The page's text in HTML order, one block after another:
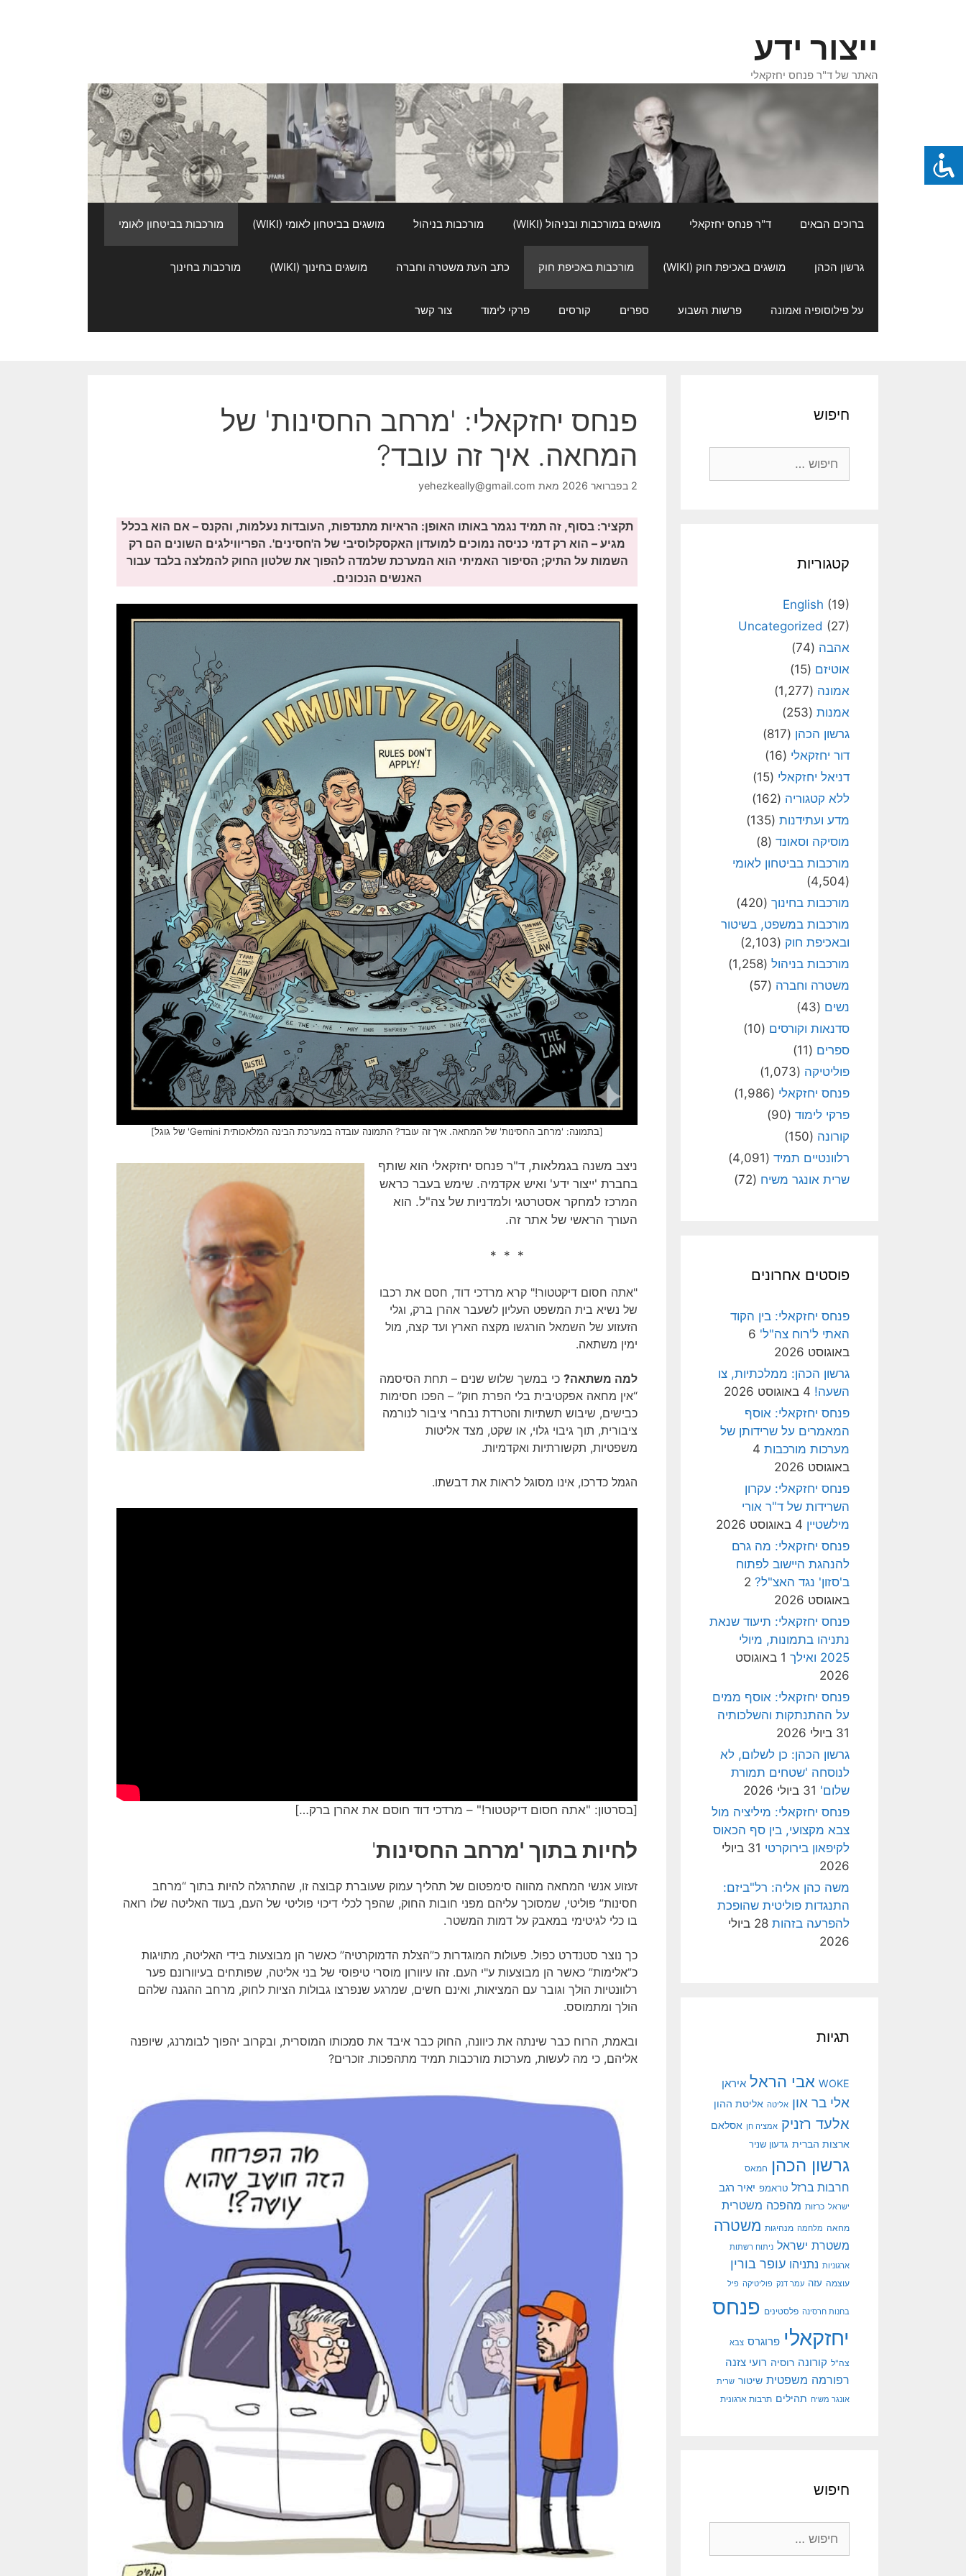
ייצור ידע
האתר של ד"ר פנחס יחזקאלי
ברוכים הבאים ד"ר פנחס יחזקאלי מושגים במורכבות ובניהול (WIKI) מורכבות בניהול מושגים בביטחון לאומי (WIKI) מורכבות בביטחון לאומי
גרשון הכהן מושגים באכיפת חוק (WIKI) מורכבות באכיפת חוק כתב העת משטרה וחברה מושגים בחינוך (WIKI) מורכבות בחינוך
על פילוסופיה ואמונה פרשות השבוע ספרים קורסים פרקי לימוד צור קשר
פנחס יחזקאלי: 'מרחב החסינות' של
המחאה. איך זה עובד?
2 בפברואר 2026 מאת yehezkeally@gmail.com
תקציר: בסוף, זה תמיד נגמר באותו האופן: הראיות מתנדפות, העובדות נעלמות, והקנס – אם הוא בכלל
מגיע – הוא רק דמי כניסה נמוכים למועדון האקסקלוסיבי של ה'חסינים'. הפריווילגים השונים הם רק
השמות על התיק; הסיפור האמיתי הוא המערכת שלמדה להפוך את שלטון החוק להמלצה בלבד עבור
האנשים הנכונים.
[בתמונה: 'מרחב החסינות' של המחאה. איך זה עובד? התמונה עובדה במערכת הבינה המלאכותית Gemini' של גוגל]
ניצב משנה בגמלאות, ד"ר פנחס יחזקאלי הוא שותף
בחברת 'ייצור ידע' ואיש אקדמיה. שימש בעבר כראש
המרכז למחקר אסטרטגי ולמדניות של צה"ל. הוא
העורך הראשי של אתר זה.
* * *
"אתה חסום דיקטטור!" קרא מרדכי דוד, חסם את רכבו
של נשיא בית המשפט העליון לשעבר אהרן ברק, וגלי
הזעזוע של השמאל הורגשו מקצה הארץ ועד קצה, מול
ימין משתאה.
למה משתאה? כי במשך שלוש שנים – תחת הסיסמה
“אין מחאה אפקטיבית בלי הפרת חוק” – הפכו חסימות
כבישים, שיבוש תשתיות והטרדת נבחרי ציבור לנורמה
ציבורית, תוך גיבוי גלוי, או שקט, מצד אליטות
משפטיות, תקשורתיות ואקדמיות.
הגמל כדרכו, אינו מסוגל לראות את דבשתו.
[בסרטון: "אתה חסום דיקטטור!" – מרדכי דוד חוסם את אהרן ברק…]
לחיות בתוך 'מרחב החסינות'
זעזוע אנשי המחאה מהווה סימפטום של תהליך עמוק שעוברת קבוצה זו, שהתרגלה להיות בתוך “מרחב
חסינות” פוליטי, שמסוכך עליהם מפני חובות החוק, שהפך לכלי דיכוי פוליטי של העם, בעוד האליטה שלו רואה
בו כלי לגיטימי במאבק על דמות המשטר.
כך נוצר סטנדרט כפול. פעולות המוגדרות כ”הצלת הדמוקרטיה” כאשר הן מבוצעות בידי האליטה, מתויגות
כ”אלימות” כאשר הן מבוצעות ע"י העם. זהו עיוורון מוסרי טיפוסי של בני אליטה, שפותחים בעיוורונם פער
רלוונטיות הולך וגובר עם המציאות, ואינם חשים, שמרגע שנפרצו גבולות הציות לחוק, מרחב ההגנה שלהם
הולך ומתמוסס.
ובאמת, הרוח כבר שינתה את כיוונה, החוק כבר איבד את סמכותו המוסרית, ובקרוב יהפוך לבומרנג, שיופנה
אליהם, כי מה לעשות, מערכות מורכבות תמיד מתהפכות. זוכרים?
חיפוש
קטגוריות
English (19)
Uncategorized (27)
אהבה (74)
אוטיזם (15)
אמונה (1,277)
אמנות (253)
גרשון הכהן (817)
דור יחזקאלי (16)
דניאל יחזקאלי (15)
ללא קטגוריה (162)
מדע ועתידנות (135)
מוסיקה וסאונד (8)
מורכבות בביטחון לאומי
(4,504)
מורכבות בחינוך (420)
מורכבות במשפט, בשיטור
ובאכיפת חוק (2,103)
מורכבות בניהול (1,258)
משטרה וחברה (57)
נשים (43)
סדנאות וקורסים (10)
ספרים (11)
פוליטיקה (1,073)
פנחס יחזקאלי (1,986)
פרקי לימוד (90)
קורונה (150)
רלוונטיים תמיד (4,091)
שרית אונגר משיח (72)
פוסטים אחרונים
פנחס יחזקאלי: בין הקוד
האתי ל'רוח צה"ל' 6
באוגוסט 2026
גרשון הכהן: ממלכתיות, צו
השעה! 4 באוגוסט 2026
פנחס יחזקאלי: אוסף
המאמרים על שרידותן של
מערכות מורכבות 4
באוגוסט 2026
פנחס יחזקאלי: עקרון
השרידות של ד"ר אורי
מילשטיין 4 באוגוסט 2026
פנחס יחזקאלי: מה גרם
להנהגת היישוב לפתוח
ב'סזון' נגד האצ"ל? 2
באוגוסט 2026
פנחס יחזקאלי: תיעוד שנאת
נתניהו בתמונות, מיולי
2025 ואילך
1 באוגוסט
2026
פנחס יחזקאלי: אוסף ממים
על ההתנתקות והשלכותיה
31 ביולי 2026
גרשון הכהן: כן לשלום, לא
לנוסחה 'שטחים תמורת
שלום' 31 ביולי 2026
פנחס יחזקאלי: מיליציה מול
צבא מקצועי, בין סף הכאוס
לקיפאון בירוקרטי
31 ביולי
2026
משה כהן אליה: רל"ביזם:
התנגדות פוליטית שהופכת
להפרעה בזהות
28 ביולי
2026
תגיות
WOKE אבי הראל איראן
אלי בר און אליטה אליטת ההון
אלעד רזניק אמציה חן אסלאם
ארצות הברית גדעון שניר
גרשון הכהן חמאס
חרבות ברזל טראמפ יאיר רגב
ישראל כרזות מהפכה משטרית
מחאה מלחמה מנהיגות משטרה
משטרת ישראל ניתוח רשתות
ארגוניות נתניהו עופר בורין
עוצמה עזה עמר דנק פוליטיקה פיל
בחנות חרסינה פלסטינים פנחס
יחזקאלי פרוגרס צבא
צה"ל קורונה רוסיה רועי צזנה
רפורמה משפטית שיטור שרית
אונגר משיח תהילים תרבות ארגונית
חיפוש